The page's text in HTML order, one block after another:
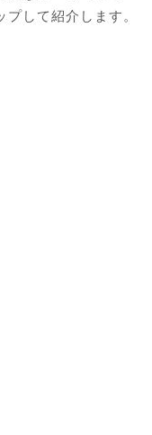
して紹介します。